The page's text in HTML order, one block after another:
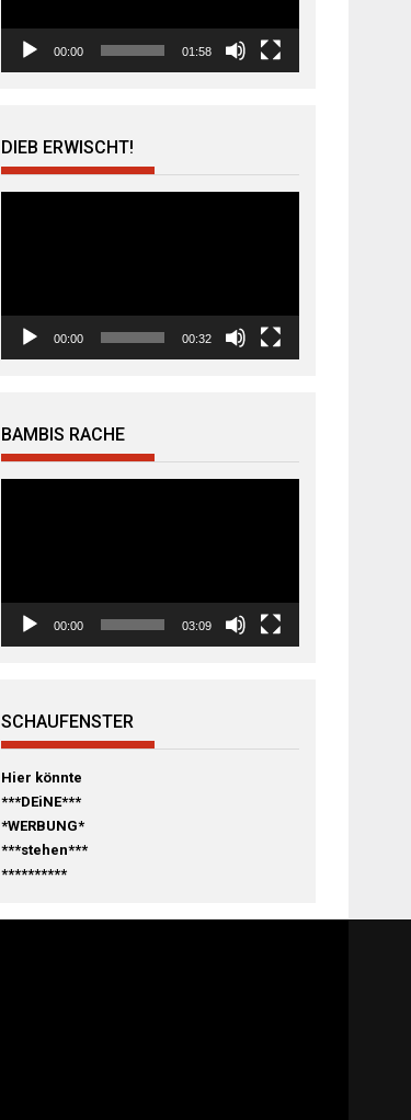
00:00 01:58
DIEB ERWISCHT!
00:00 00:32
BAMBIS RACHE
00:00 03:09
SCHAUFENSTER
Hier könnte
***DEiNE***
*WERBUNG*
***stehen***
**********